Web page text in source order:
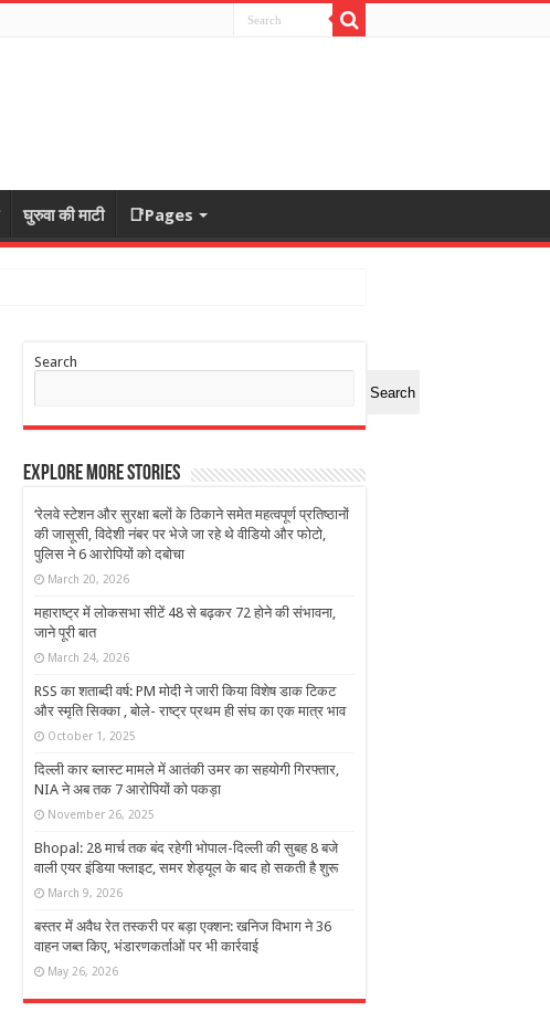
घुरुवा की माटी 📑Pages
Search
Search
Explore More Stories
‘रेलवे स्टेशन और सुरक्षा बलों के ठिकाने समेत महत्वपूर्ण प्रतिष्ठानों
की जासूसी, विदेशी नंबर पर भेजे जा रहे थे वीडियो और फोटो,
पुलिस ने 6 आरोपियों को दबोचा
March 20, 2026
महाराष्ट्र में लोकसभा सीटें 48 से बढ़कर 72 होने की संभावना,
जाने पूरी बात
March 24, 2026
RSS का शताब्दी वर्ष: PM मोदी ने जारी किया विशेष डाक टिकट
और स्मृति सिक्का , बोले- राष्ट्र प्रथम ही संघ का एक मात्र भाव
October 1, 2025
दिल्ली कार ब्लास्ट मामले में आतंकी उमर का सहयोगी गिरफ्तार,
NIA ने अब तक 7 आरोपियों को पकड़ा
November 26, 2025
Bhopal: 28 मार्च तक बंद रहेगी भोपाल-दिल्ली की सुबह 8 बजे
वाली एयर इंडिया फ्लाइट, समर शेड्यूल के बाद हो सकती है शुरू
March 9, 2026
बस्तर में अवैध रेत तस्करी पर बड़ा एक्शन: खनिज विभाग ने 36
वाहन जब्त किए, भंडारणकर्ताओं पर भी कार्रवाई
May 26, 2026